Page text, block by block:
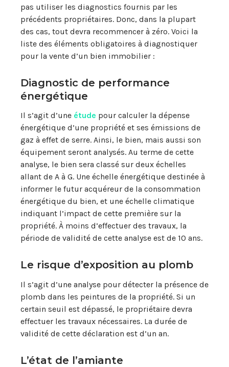
pas utiliser les diagnostics fournis par les
précédents propriétaires. Donc, dans la plupart
des cas, tout devra recommencer à zéro. Voici la
liste des éléments obligatoires à diagnostiquer
pour la vente d’un bien immobilier :
Diagnostic de performance
énergétique
Il s’agit d’une étude pour calculer la dépense
énergétique d’une propriété et ses émissions de
gaz à effet de serre. Ainsi, le bien, mais aussi son
équipement seront analysés. Au terme de cette
analyse, le bien sera classé sur deux échelles
allant de A à G. Une échelle énergétique destinée à
informer le futur acquéreur de la consommation
énergétique du bien, et une échelle climatique
indiquant l’impact de cette première sur la
propriété. À moins d’effectuer des travaux, la
période de validité de cette analyse est de 10 ans.
Le risque d’exposition au plomb
Il s’agit d’une analyse pour détecter la présence de
plomb dans les peintures de la propriété. Si un
certain seuil est dépassé, le propriétaire devra
effectuer les travaux nécessaires. La durée de
validité de cette déclaration est d’un an.
L’état de l’amiante